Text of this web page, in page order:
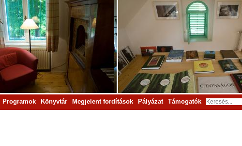
Programok Könyvtár Megjelent fordítások Pályázat Támogatók